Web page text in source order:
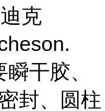
克
干胶、
封、圆柱